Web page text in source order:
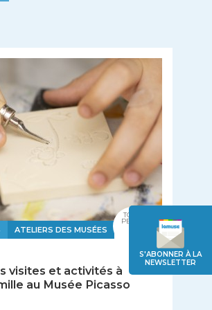
S'ABONNER À LA
NEWSLETTER
ATELIERS DES MUSÉES
visites et activités à
au Musée Picasso
TOUS
PETITS